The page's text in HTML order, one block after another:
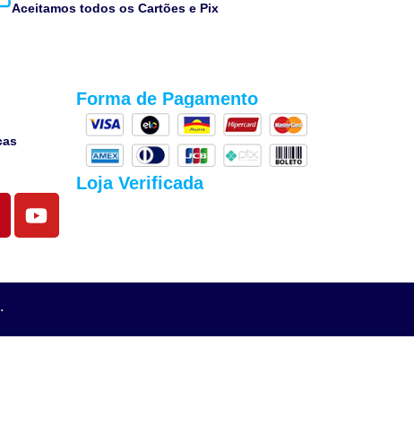
Aceitamos todos os Cartões e Pix
Forma de Pagamento
Loja Verificada